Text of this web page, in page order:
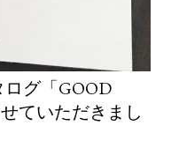
グ「GOOD
ていただきまし